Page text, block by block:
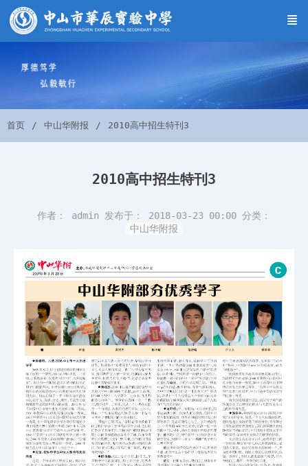
首页 中山华附报 2010高中招生特刊3
2010高中招生特刊3
作者： admin 发布于： 2018-03-23 00:00 分类：
中山华附报